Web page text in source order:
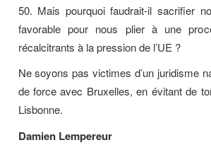
50. Mais pourquoi faudrait-il sacrifier
favorable pour nous plier à une
récalcitrants à la pression de l’UE ?
Ne soyons pas victimes d’un juridisme
de force avec Bruxelles, en évitant de
Lisbonne.
Damien Lempereur